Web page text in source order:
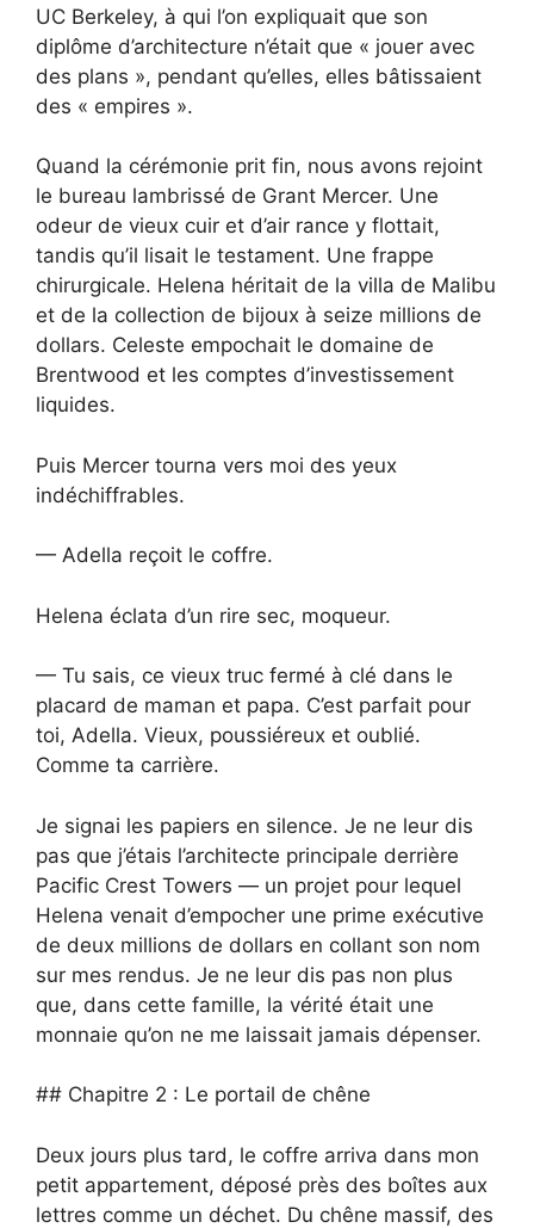
UC Berkeley, à qui l’on expliquait que son
diplôme d’architecture n’était que « jouer avec
des plans », pendant qu’elles, elles bâtissaient
des « empires ».
Quand la cérémonie prit fin, nous avons rejoint
le bureau lambrissé de Grant Mercer. Une
odeur de vieux cuir et d’air rance y flottait,
tandis qu’il lisait le testament. Une frappe
chirurgicale. Helena héritait de la villa de Malibu
et de la collection de bijoux à seize millions de
dollars. Celeste empochait le domaine de
Brentwood et les comptes d’investissement
liquides.
Puis Mercer tourna vers moi des yeux
indéchiffrables.
— Adella reçoit le coffre.
Helena éclata d’un rire sec, moqueur.
— Tu sais, ce vieux truc fermé à clé dans le
placard de maman et papa. C’est parfait pour
toi, Adella. Vieux, poussiéreux et oublié.
Comme ta carrière.
Je signai les papiers en silence. Je ne leur dis
pas que j’étais l’architecte principale derrière
Pacific Crest Towers — un projet pour lequel
Helena venait d’empocher une prime exécutive
de deux millions de dollars en collant son nom
sur mes rendus. Je ne leur dis pas non plus
que, dans cette famille, la vérité était une
monnaie qu’on ne me laissait jamais dépenser.
## Chapitre 2 : Le portail de chêne
Deux jours plus tard, le coffre arriva dans mon
petit appartement, déposé près des boîtes aux
lettres comme un déchet. Du chêne massif, des